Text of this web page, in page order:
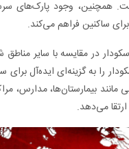
همچنین، وجود پارک‌های
ساکنین فراهم می‌کند.
در مقایسه با سایر
را به گزینه‌ای ایده‌آل برای
مانند بیمارستان‌ها، مدارس،
می‌دهد.